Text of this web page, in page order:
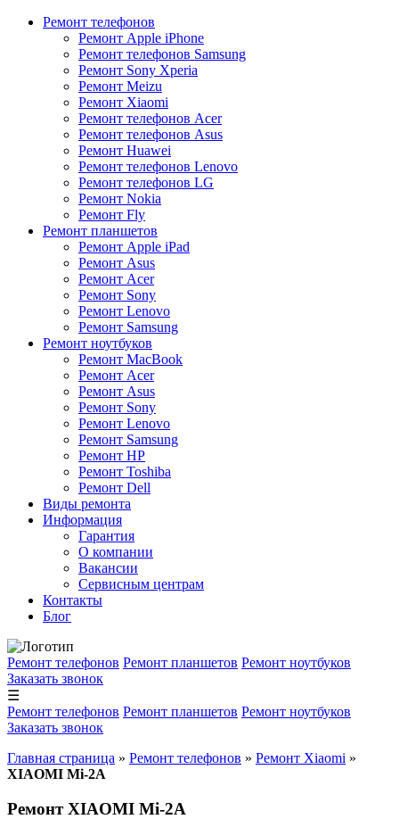
Ремонт телефонов
Ремонт Apple iPhone
Ремонт телефонов Samsung
Ремонт Sony Xperia
Ремонт Meizu
Ремонт Xiaomi
Ремонт телефонов Acer
Ремонт телефонов Asus
Ремонт Huawei
Ремонт телефонов Lenovo
Ремонт телефонов LG
Ремонт Nokia
Ремонт Fly
Ремонт планшетов
Ремонт Apple iPad
Ремонт Asus
Ремонт Acer
Ремонт Sony
Ремонт Lenovo
Ремонт Samsung
Ремонт ноутбуков
Ремонт MacBook
Ремонт Acer
Ремонт Asus
Ремонт Sony
Ремонт Lenovo
Ремонт Samsung
Ремонт HP
Ремонт Toshiba
Ремонт Dell
Виды ремонта
Информация
Гарантия
О компании
Вакансии
Сервисным центрам
Контакты
Блог
Ремонт телефонов Ремонт планшетов Ремонт ноутбуков
Заказать звонок
☰
Ремонт телефонов Ремонт планшетов Ремонт ноутбуков
Заказать звонок
Главная страница » Ремонт телефонов » Ремонт Xiaomi »
XIAOMI Mi-2A
Ремонт XIAOMI Mi-2A